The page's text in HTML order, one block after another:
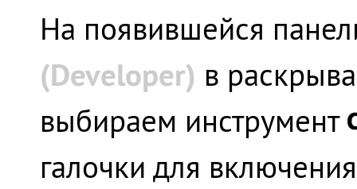
На появившейся
(Developer) в
выбираем инструмент
галочки для